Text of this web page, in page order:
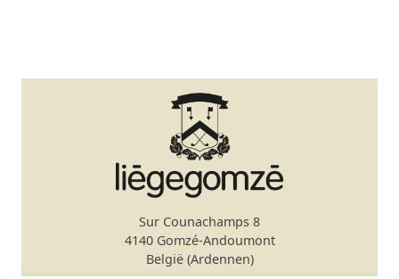
Sur Counachamps 8
4140 Gomzé-Andoumont
België (Ardennen)